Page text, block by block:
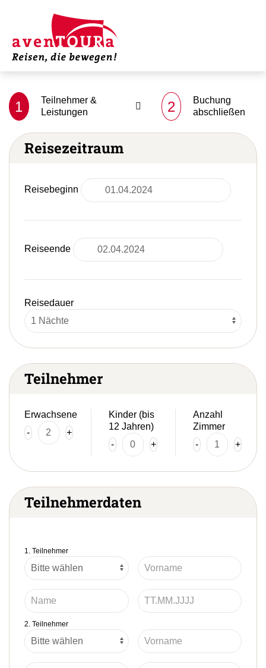
1
Teilnehmer &
Leistungen
2
Buchung
abschließen
Reisezeitraum
Reisebeginn
Reiseende
Reisedauer
Teilnehmer
Erwachsene
-
+
Kinder (bis
12 Jahren)
-
+
Anzahl
Zimmer
-
+
Teilnehmerdaten
1. Teilnehmer
2. Teilnehmer